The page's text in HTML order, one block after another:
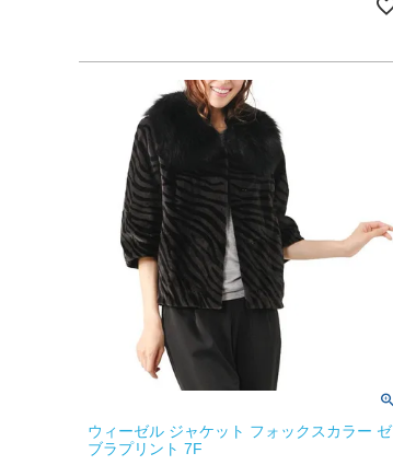
ウィーゼル ジャケット フォックスカラー ゼ
ブラプリント 7F